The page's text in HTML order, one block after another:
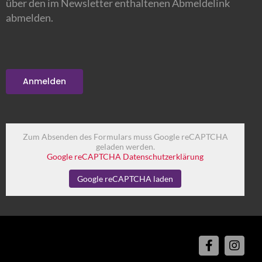
über den im Newsletter enthaltenen Abmeldelink
abmelden.
Zum Absenden des Formulars muss Google reCAPTCHA
geladen werden.
Google reCAPTCHA Datenschutzerklärung
Google reCAPTCHA laden
Facebook